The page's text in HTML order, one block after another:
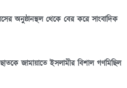
অনুষ্ঠানস্থল থেকে বের করে সাংবাদিক
জামায়াতে ইসলামীর বিশাল গণমিছিল